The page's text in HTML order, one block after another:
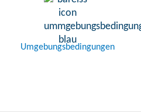
Umgebungsbedingungen